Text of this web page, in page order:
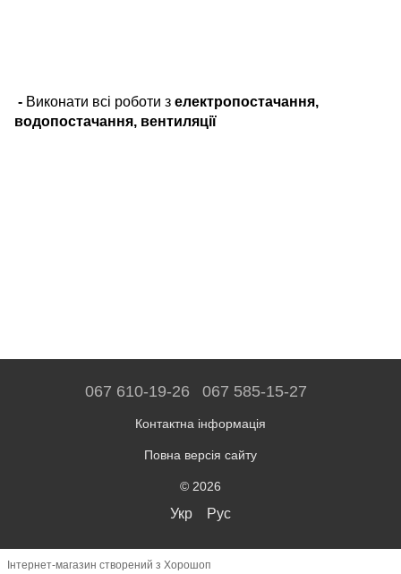
- Виконати всі роботи з електропостачання,
водопостачання, вентиляції
067 610-19-26 067 585-15-27
Контактна інформація
Повна версія сайту
© 2026
Укр Рус
Інтернет-магазин створений з Хорошоп